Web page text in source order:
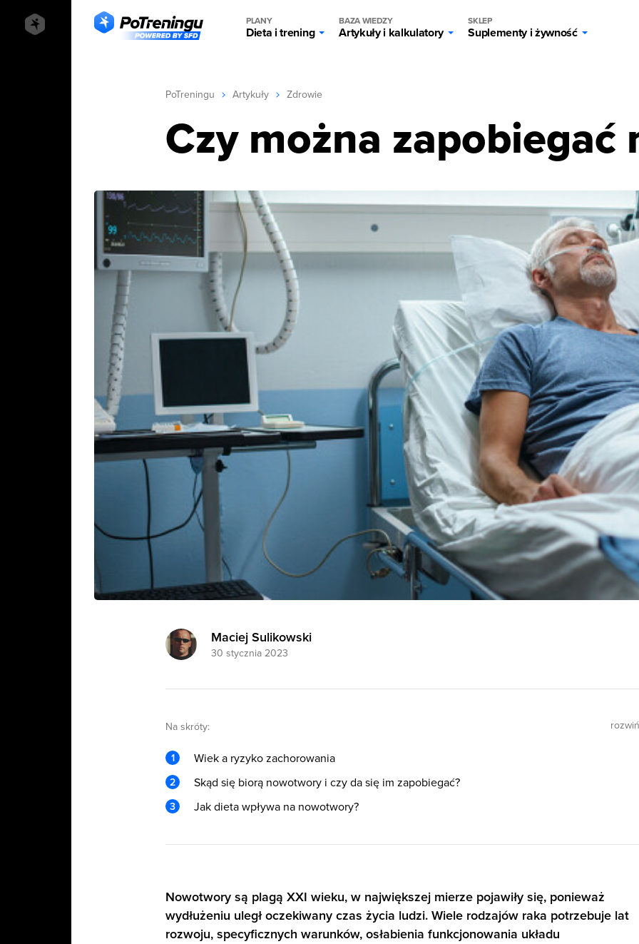
PLANY
Dieta i trening
BAZA WIEDZY
Artykuły i kalkulatory
SKLEP
Suplementy i żywność
PoTreningu Artykuły Zdrowie
Czy można zapobiegać
Maciej Sulikowski
30 stycznia 2023
Na skróty: rozwiń
Wiek a ryzyko zachorowania
Skąd się biorą nowotwory i czy da się im zapobiegać?
Jak dieta wpływa na nowotwory?
Nowotwory są plagą XXI wieku, w największej mierze pojawiły się, ponieważ
wydłużeniu uległ oczekiwany czas życia ludzi. Wiele rodzajów raka potrzebuje lat
rozwoju, specyficznych warunków, osłabienia funkcjonowania układu